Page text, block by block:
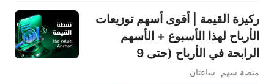
ركيزة القيمة | أقوى أسهم توزيعات
الأرباح لهذا الأسبوع + الأسهم
الرابحة في الأرباح (حتى 9
أغسطس)
منصة سهم
ساعتان